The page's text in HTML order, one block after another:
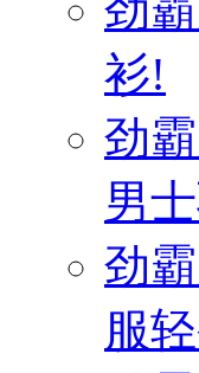
衫!
劲
男
劲
服